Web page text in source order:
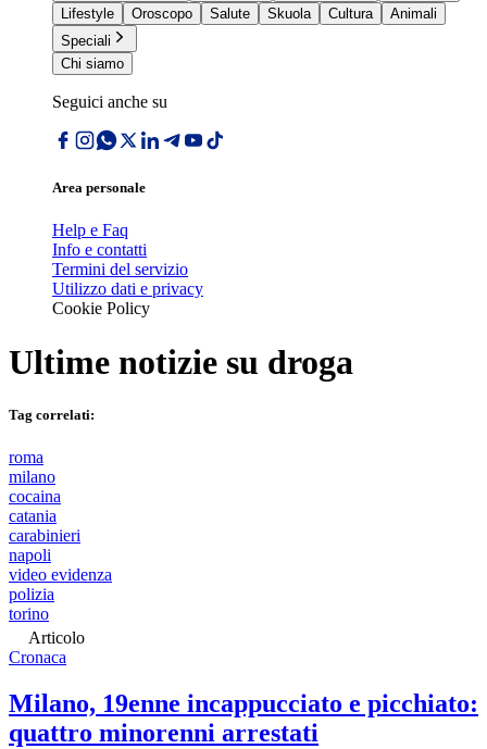
Lifestyle
Oroscopo Salute Skuola Cultura
Animali
Speciali
Chi siamo
Seguici anche su
Area personale
Help e Faq
Info e contatti
Termini del servizio
Utilizzo dati e privacy
Cookie Policy
Ultime notizie su droga
Tag correlati:
roma
milano
cocaina
catania
carabinieri
napoli
video evidenza
polizia
torino
Articolo
Cronaca
Milano, 19enne incappucciato e picchiato:
quattro minorenni arrestati